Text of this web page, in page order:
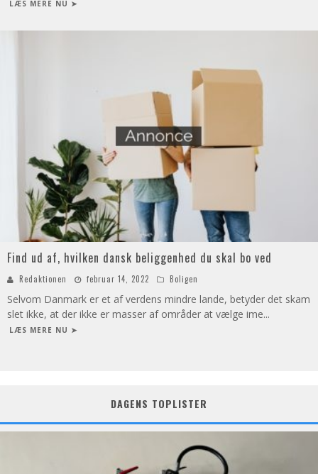
LÆS MERE NU ➤
Find ud af, hvilken dansk beliggenhed du skal bo ved
Redaktionen februar 14, 2022 Boligen
Selvom Danmark er et af verdens mindre lande, betyder det skam
slet ikke, at der ikke er masser af områder at vælge ime...
LÆS MERE NU ➤
DAGENS TOPLISTER